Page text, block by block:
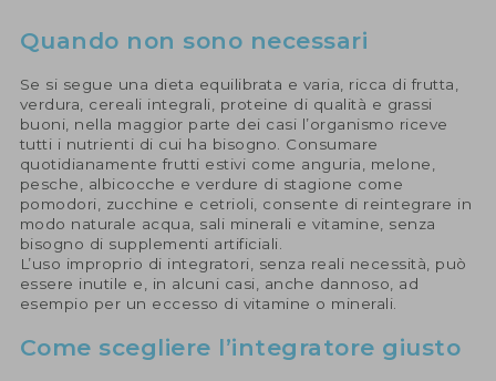
Quando non sono necessari
Se si segue una dieta equilibrata e varia, ricca di frutta,
verdura, cereali integrali, proteine di qualità e grassi
buoni, nella maggior parte dei casi l’organismo riceve
tutti i nutrienti di cui ha bisogno. Consumare
quotidianamente frutti estivi come anguria, melone,
pesche, albicocche e verdure di stagione come
pomodori, zucchine e cetrioli, consente di reintegrare in
modo naturale acqua, sali minerali e vitamine, senza
bisogno di supplementi artificiali.
L’uso improprio di integratori, senza reali necessità, può
essere inutile e, in alcuni casi, anche dannoso, ad
esempio per un eccesso di vitamine o minerali.
Come scegliere l’integratore giusto